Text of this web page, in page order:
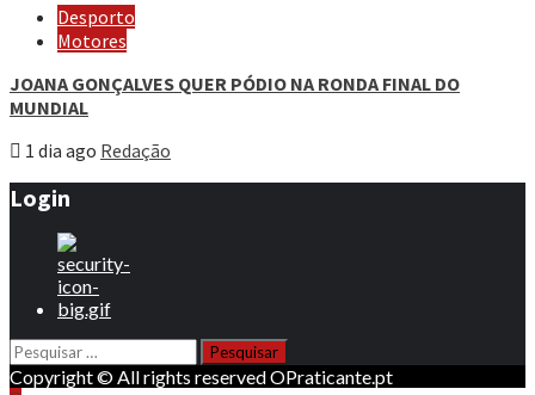
Desporto
Motores
JOANA GONÇALVES QUER PÓDIO NA RONDA FINAL DO
MUNDIAL
1 dia ago Redação
Login
Pesquisar
por:
Copyright © All rights reserved OPraticante.pt